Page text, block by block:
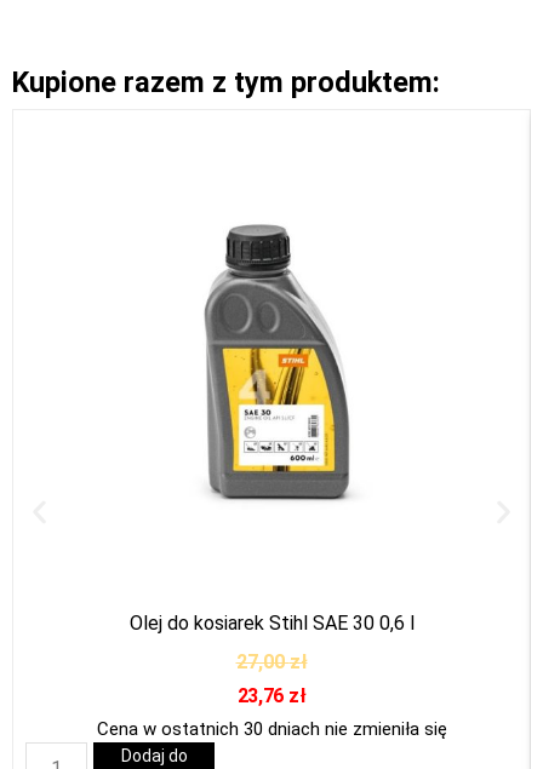
Kupione razem z tym produktem:
Olej do kosiarek Stihl SAE 30 0,6 l
27,00zł
23,76 zł
Cena w ostatnich 30 dniach nie zmieniła się
Dodaj do